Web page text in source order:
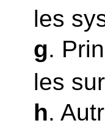
les
g.
les
h.